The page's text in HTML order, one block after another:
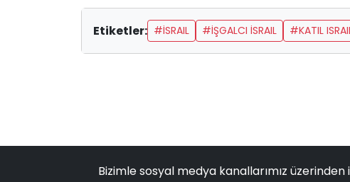
Etiketler: #İSRAIL #İŞGALCI İSRAIL #KATIL
Bizimle sosyal medya kanallarımız